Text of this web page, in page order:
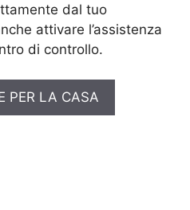
dal tuo
attivare l’assistenza
di controllo.
PER LA CASA